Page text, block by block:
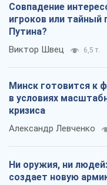
Совпадение
игроков или тайный
Путина?
Виктор Швец 6,5 т.
Минск готовится к
в условиях
кризиса
Александр Левченко
Ни оружия, ни
создает новую